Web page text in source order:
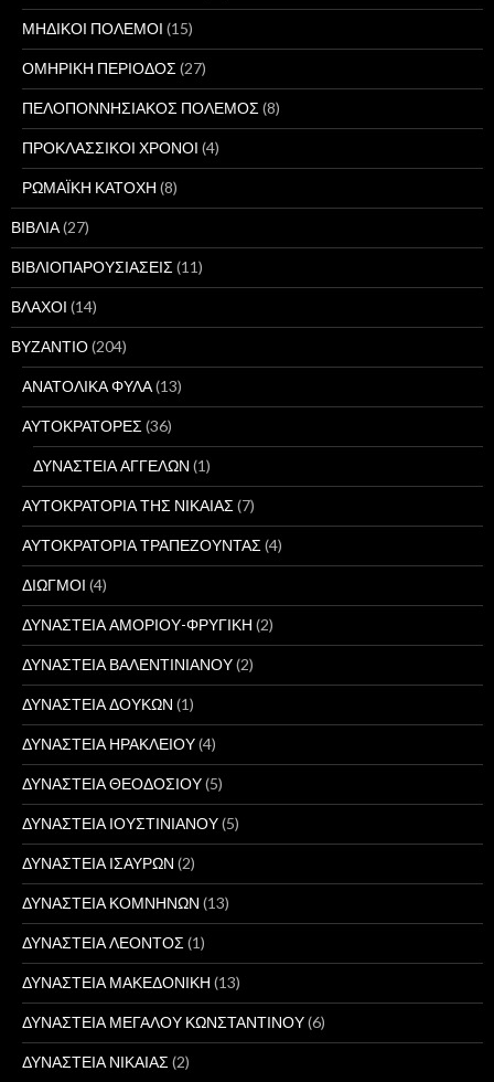
ΜΗΔΙΚΟΙ ΠΟΛΕΜΟΙ (15)
ΟΜΗΡΙΚΗ ΠΕΡΙΟΔΟΣ (27)
ΠΕΛΟΠΟΝΝΗΣΙΑΚΟΣ ΠΟΛΕΜΟΣ (8)
ΠΡΟΚΛΑΣΣΙΚΟΙ ΧΡΟΝΟΙ (4)
ΡΩΜΑΪΚΗ ΚΑΤΟΧΗ (8)
ΒΙΒΛΙΑ(27)
ΒΙΒΛΙΟΠΑΡΟΥΣΙΑΣΕΙΣ (11)
ΒΛΑΧΟΙ (14)
ΒΥΖΑΝΤΙΟ(204)
ΑΝΑΤΟΛΙΚΑ ΦΥΛΑ(13)
ΑΥΤΟΚΡΑΤΟΡΕΣ (36)
ΔΥΝΑΣΤΕΙΑ ΑΓΓΕΛΩΝ (1)
ΑΥΤΟΚΡΑΤΟΡΙΑ ΤΗΣ ΝΙΚΑΙΑΣ (7)
ΑΥΤΟΚΡΑΤΟΡΙΑ ΤΡΑΠΕΖΟΥΝΤΑΣ (4)
ΔΙΩΓΜΟΙ (4)
ΔΥΝΑΣΤΕΙΑ ΑΜΟΡΙΟΥ-ΦΡΥΓΙΚΗ (2)
ΔΥΝΑΣΤΕΙΑ ΒΑΛΕΝΤΙΝΙΑΝΟΥ(2)
ΔΥΝΑΣΤΕΙΑ ΔΟΥΚΩΝ (1)
ΔΥΝΑΣΤΕΙΑ ΗΡΑΚΛΕΙΟΥ(4)
ΔΥΝΑΣΤΕΙΑ ΘΕΟΔΟΣΙΟΥ(5)
ΔΥΝΑΣΤΕΙΑ ΙΟΥΣΤΙΝΙΑΝΟΥ(5)
ΔΥΝΑΣΤΕΙΑ ΙΣΑΥΡΩΝ (2)
ΔΥΝΑΣΤΕΙΑ ΚΟΜΝΗΝΩΝ (13)
ΔΥΝΑΣΤΕΙΑ ΛΕΟΝΤΟΣ (1)
ΔΥΝΑΣΤΕΙΑ ΜΑΚΕΔΟΝΙΚΗ (13)
ΔΥΝΑΣΤΕΙΑ ΜΕΓΑΛΟΥ ΚΩΝΣΤΑΝΤΙΝΟΥ(6)
ΔΥΝΑΣΤΕΙΑ ΝΙΚΑΙΑΣ (2)